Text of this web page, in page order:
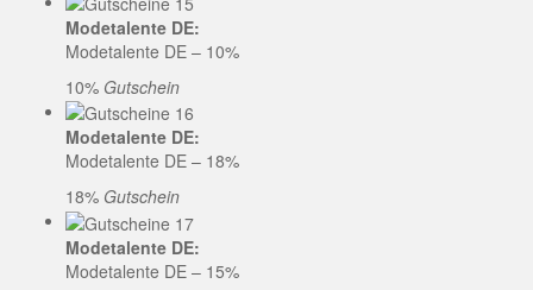
Modetalente DE:
Modetalente DE – 10%
10% Gutschein
Modetalente DE:
Modetalente DE – 18%
18% Gutschein
Modetalente DE:
Modetalente DE – 15%